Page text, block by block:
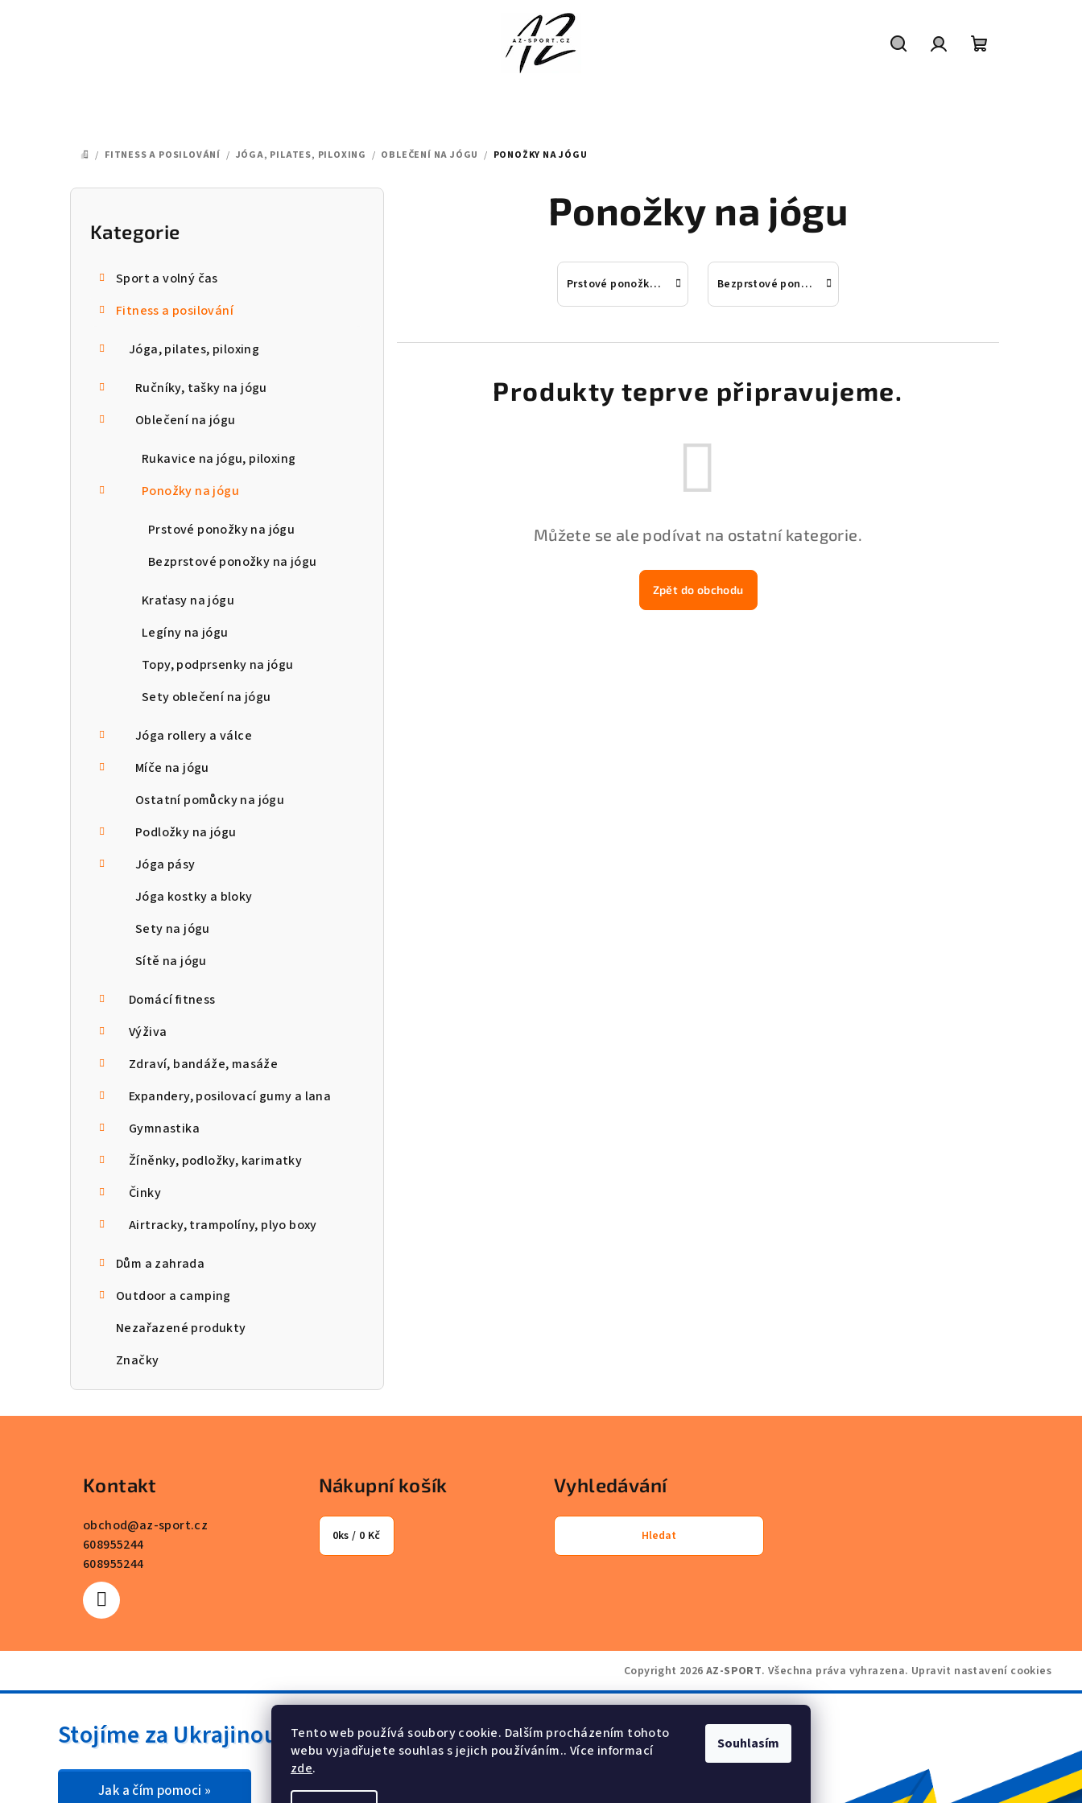
Tento web používá soubory cookie. Dalším procházením tohoto
webu vyjadřujete souhlas s jejich používáním.. Více informací
zde.
Souhlasím
DOMŮ
/ FITNESS A POSILOVÁNÍ / JÓGA, PILATES, PILOXING / OBLEČENÍ NA JÓGU / PONOŽKY NA JÓGU
P
Přeskočit
kategorie
Kategorie
Sport a volný čas
Fitness a posilování
Jóga, pilates, piloxing
Ručníky, tašky na jógu
Oblečení na jógu
Rukavice na jógu, piloxing
Ponožky na jógu
Prstové ponožky na jógu
Bezprstové ponožky na jógu
Kraťasy na jógu
Legíny na jógu
Topy, podprsenky na jógu
Sety oblečení na jógu
Jóga rollery a válce
Míče na jógu
Ostatní pomůcky na jógu
Podložky na jógu
Jóga pásy
Jóga kostky a bloky
Sety na jógu
Sítě na jógu
Domácí fitness
Výživa
Zdraví, bandáže, masáže
Expandery, posilovací gumy a lana
Gymnastika
Žíněnky, podložky, karimatky
Činky
Airtracky, trampolíny, plyo boxy
Dům a zahrada
Outdoor a camping
Nezařazené produkty
Značky
Ponožky na jógu
Prstové ponožky na jógu Bezprstové ponožky na jógu
Produkty teprve připravujeme.
Můžete se ale podívat na ostatní kategorie.
Zpět do obchodu
Kontakt
obchod@az-sport.cz
608955244
608955244
Nákupní košík
0ks / 0 Kč
Vyhledávání
Hledat
Copyright 2026 AZ-SPORT. Všechna práva vyhrazena. Upravit nastavení cookies
Stojíme za Ukrajinou ❤️
Jak a čím pomoci »